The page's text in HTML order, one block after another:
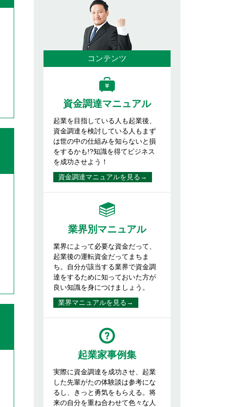
コンテンツ
資金調達マニュアル
起業を目指している人も起業後、
資金調達を検討している人もまず
は世の中の仕組みを知らないと損
をするかも!?知識を得てビジネス
を成功させよう！
資金調達マニュアルを見る→
業界別マニュアル
業界によって必要な資金だって、
起業後の運転資金だってまちま
ち。自分が該当する業界で資金調
達をするために知っておいた方が
良い知識を身につけましょう。
業界マニュアルを見る→
起業家事例集
実際に資金調達を成功させ、起業
した先輩がたの体験談は参考にな
るし、きっと勇気をもらえる。将
来の自分を重ね合わせて色々な人